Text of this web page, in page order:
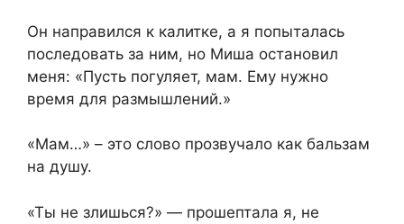
Он направился к калитке, а я попыталась
последовать за ним, но Миша остановил
меня: «Пусть погуляет, мам. Ему нужно
время для размышлений.»
«Мам…» – это слово прозвучало как бальзам
на душу.
«Ты не злишься?» — прошептала я, не